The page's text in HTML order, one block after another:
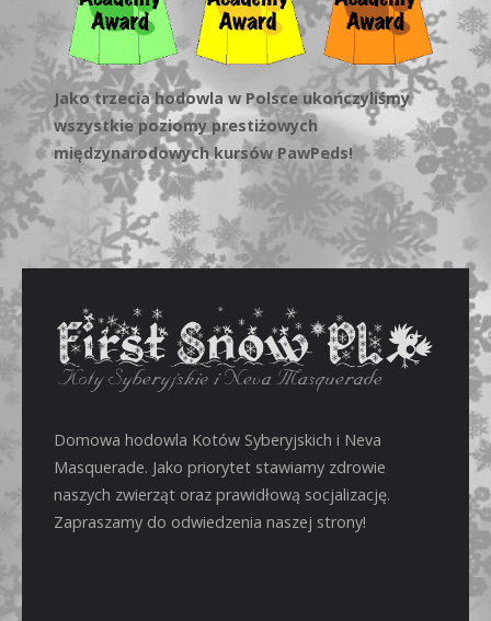
Jako trzecia hodowla w Polsce ukończyliśmy
wszystkie poziomy prestiżowych
międzynarodowych kursów PawPeds!
Domowa hodowla Kotów Syberyjskich i Neva
Masquerade. Jako priorytet stawiamy zdrowie
naszych zwierząt oraz prawidłową socjalizację.
Zapraszamy do odwiedzenia naszej strony!